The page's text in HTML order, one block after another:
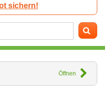
sichern!
Öffnen